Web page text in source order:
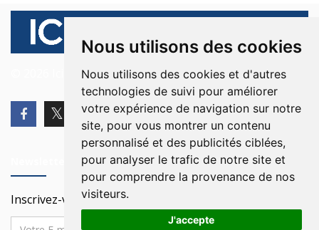
Nous utilisons des cookies
Nous utilisons des cookies et d'autres
technologies de suivi pour améliorer
votre expérience de navigation sur notre
site, pour vous montrer un contenu
personnalisé et des publicités ciblées,
pour analyser le trafic de notre site et
pour comprendre la provenance de nos
visiteurs.
J'accepte
© 2026 Ici Beyrouth. Tous les droits sont réservés.
Inscrivez-vous à notre Newsletter